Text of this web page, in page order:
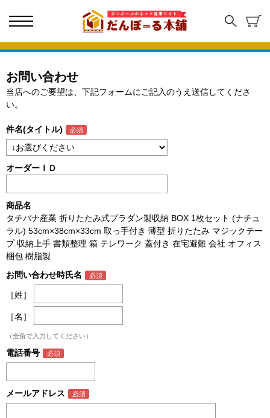
お問い合わせ
当店へのご要望は、下記フォームにご記入のうえ送信してくださ
い。
件名(タイトル)
オーダーＩＤ
商品名
タチバナ産業 折りたたみ式プラダン製収納 BOX 1枚セット (ナチュ
ラル) 53cm×38cm×33cm 取っ手付き 薄型 折りたたみ マジックテー
プ 収納上手 書類整理 箱 テレワーク 蓋付き 在宅避難 会社 オフィス
梱包 樹脂製
お問い合わせ時氏名
［姓］
［名］
（全角で入力してください）
電話番号
メールアドレス